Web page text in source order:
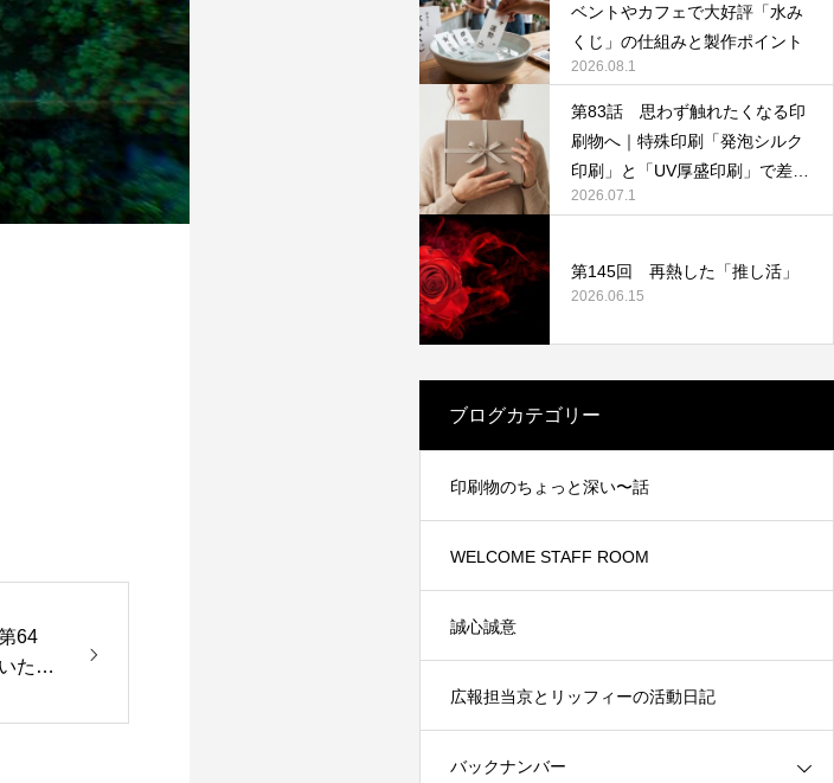
第143回 だまし絵って？
2026.02.16
第142回 鳥取砂丘
2025.12.24
第1回 印刷の工程について話しますが何
64
たし
ベントやカフェで大好評「水み
くじ」の仕組みと製作ポイント
2026.08.1
第83話 思わず触れたくなる印
刷物へ｜特殊印刷「発泡シルク
印刷」と「UV厚盛印刷」で差別
化する方法
2026.07.1
第145回 再熱した「推し活」
2026.06.15
ブログカテゴリー
印刷物のちょっと深い〜話
WELCOME STAFF ROOM
誠心誠意
広報担当京とリッフィーの活動日記
バックナンバー